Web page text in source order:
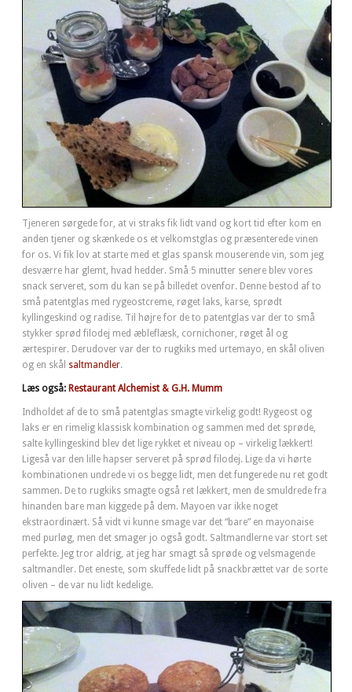
Tjeneren sørgede for, at vi straks fik lidt vand og kort tid efter kom en
anden tjener og skænkede os et velkomstglas og præsenterede vinen
for os. Vi fik lov at starte med et glas spansk mouserende vin, som jeg
desværre har glemt, hvad hedder. Små 5 minutter senere blev vores
snack serveret, som du kan se på billedet ovenfor. Denne bestod af to
små patentglas med rygeostcreme, røget laks, karse, sprødt
kyllingeskind og radise. Til højre for de to patentglas var der to små
stykker sprød filodej med æbleflæsk, cornichoner, røget ål og
ærtespirer. Derudover var der to rugkiks med urtemayo, en skål oliven
og en skål saltmandler.
Læs også: Restaurant Alchemist & G.H. Mumm
Indholdet af de to små patentglas smagte virkelig godt! Rygeost og
laks er en rimelig klassisk kombination og sammen med det sprøde,
salte kyllingeskind blev det lige rykket et niveau op – virkelig lækkert!
Ligeså var den lille hapser serveret på sprød filodej. Lige da vi hørte
kombinationen undrede vi os begge lidt, men det fungerede nu ret godt
sammen. De to rugkiks smagte også ret lækkert, men de smuldrede fra
hinanden bare man kiggede på dem. Mayoen var ikke noget
ekstraordinært. Så vidt vi kunne smage var det “bare” en mayonaise
med purløg, men det smager jo også godt. Saltmandlerne var stort set
perfekte. Jeg tror aldrig, at jeg har smagt så sprøde og velsmagende
saltmandler. Det eneste, som skuffede lidt på snackbrættet var de sorte
oliven – de var nu lidt kedelige.